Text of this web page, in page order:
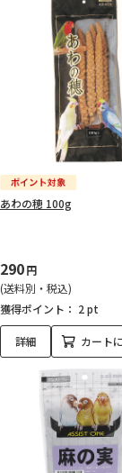
あわの穂 100g
290円
(送料別・税込)
獲得ポイント： 2 pt
詳細 カート